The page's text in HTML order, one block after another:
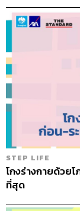
จากรายการ
งานวิ่งแรกคือ
แยกพระนั่งเกล้า
ถึงท่าอิฐจน ถึงส
หนักเหลือ 80 กิ
นั้นมีคนวิ่งแซงเย
โหล่ คนที่สุขภา
การเป็นคนสุดท้
ชั่วโมง 40 นาที
ตอนนั้นก็ถือว่าโอ
เอาเหรียญไปโช
ชีวิตก็เพียงพอแล้ว
STEP LIFE
โกงร่างกายด้วย
ที่สุด